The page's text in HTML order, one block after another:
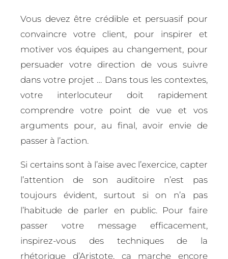
Vous devez être crédible et persuasif pour
convaincre votre client, pour inspirer et
motiver vos équipes au changement, pour
persuader votre direction de vous suivre
dans votre projet … Dans tous les contextes,
votre interlocuteur doit rapidement
comprendre votre point de vue et vos
arguments pour, au final, avoir envie de
passer à l’action.
Si certains sont à l’aise avec l’exercice, capter
l’attention de son auditoire n’est pas
toujours évident, surtout si on n’a pas
l’habitude de parler en public. Pour faire
passer votre message efficacement,
inspirez-vous des techniques de la
rhétorique d’Aristote, ça marche encore